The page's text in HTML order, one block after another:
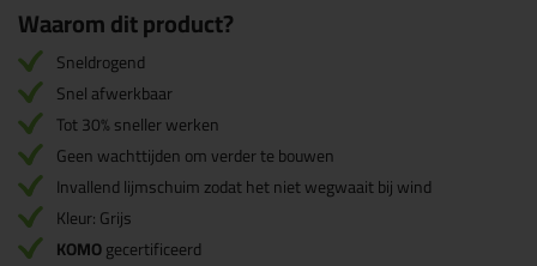
Waarom dit product?
Sneldrogend
Snel afwerkbaar
Tot 30% sneller werken
Geen wachttijden om verder te bouwen
Invallend lijmschuim zodat het niet wegwaait bij wind
Kleur: Grijs
KOMOgecertificeerd